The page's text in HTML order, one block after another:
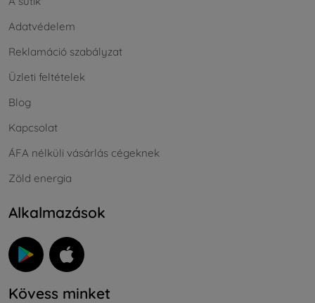
Adatvédelem
Reklamáció szabályzat
Üzleti feltételek
Blog
Kapcsolat
ÁFA nélküli vásárlás cégeknek
Zöld energia
Alkalmazások
Kövess minket